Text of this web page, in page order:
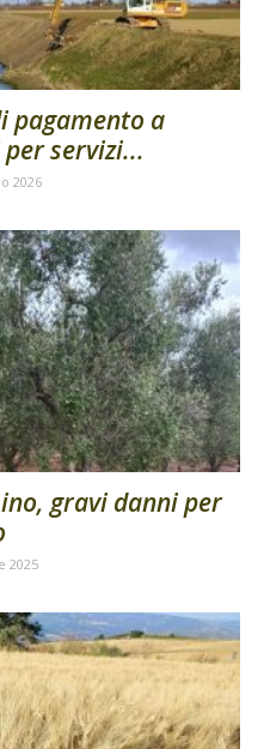
pagamento a
servizi...
2026
gravi danni per
2025